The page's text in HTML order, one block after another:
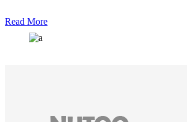
Read More